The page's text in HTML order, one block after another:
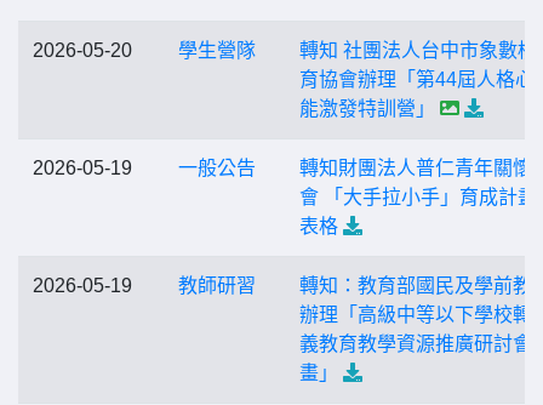
2026-05-20 學生營隊
轉知 社團法人台中市象數棋
育協會辦理「第44屆人格心
能激發特訓營」
2026-05-19 一般公告
轉知財團法人普仁青年關懷
會 「大手拉小手」育成計畫
表格
2026-05-19 教師研習
轉知：教育部國民及學前教
辦理「高級中等以下學校轉
義教育教學資源推廣研討會
畫」